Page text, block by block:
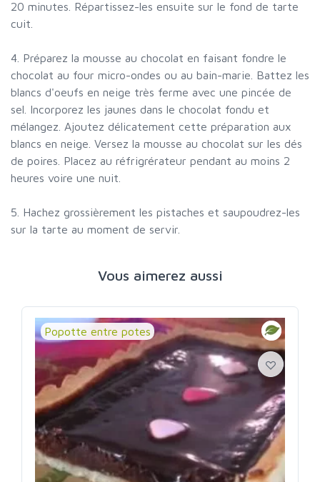
20 minutes. Répartissez-les ensuite sur le fond de tarte
cuit.
4. Préparez la mousse au chocolat en faisant fondre le
chocolat au four micro-ondes ou au bain-marie. Battez les
blancs d'oeufs en neige très ferme avec une pincée de
sel. Incorporez les jaunes dans le chocolat fondu et
mélangez. Ajoutez délicatement cette préparation aux
blancs en neige. Versez la mousse au chocolat sur les dés
de poires. Placez au réfrigrérateur pendant au moins 2
heures voire une nuit.
5. Hachez grossièrement les pistaches et saupoudrez-les
sur la tarte au moment de servir.
Vous aimerez aussi
Popotte entre potes